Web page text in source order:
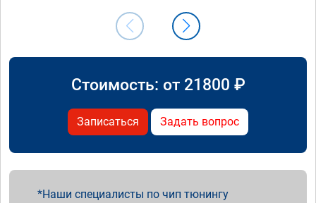
Стоимость: от 21800 ₽
Записаться Задать вопрос
Наши специалисты по чип тюнингу